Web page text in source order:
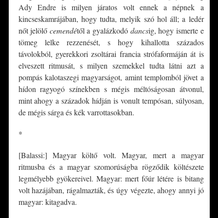
Ady Endre is milyen járatos volt ennek a népnek a
kincseskamrájában, hogy tudta, melyik szó hol áll; a ledér
nőt jelölő cemendétől a gyalázkodó dancsig, hogy ismerte e
tömeg lelke rezzenését, s hogy kihallotta százados
távolokból, gyerekkori zsoltárai francia strófaformáján át is
elveszett ritmusát, s milyen szemekkel tudta látni azt a
pompás kalotaszegi magyarságot, amint templomból jövet a
hídon ragyogó színekben s mégis méltóságosan átvonul,
mint ahogy a századok hídján is vonult tempósan, súlyosan,
de mégis sárga és kék varrottasokban.
*
[Balassi:] Magyar költő volt. Magyar, mert a magyar
ritmusba és a magyar szomorúságba rögződik költészete
legmélyebb gyökereivel. Magyar: mert főúr létére is bitang
volt hazájában, rágalmazták, és úgy végezte, ahogy annyi jó
magyar: kitagadva.